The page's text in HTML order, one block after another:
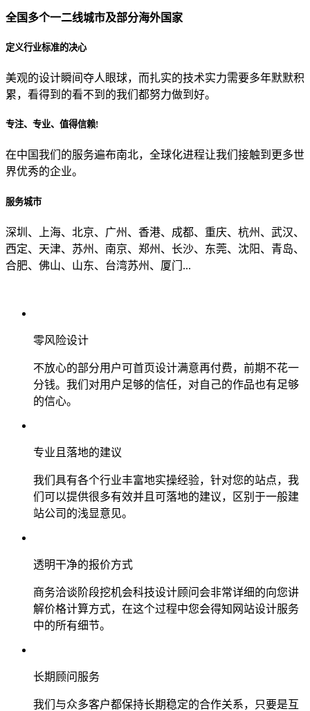
贵公司的团队规模是？
目前主要的营销渠道是？
全国多个一二线城市及部分海外国家
定义行业标准的决心
美观的设计瞬间夺人眼球，而扎实的技术实力需要多年默默积
累，看得到的看不到的我们都努力做到好。
专注、专业、值得信赖!
在中国我们的服务遍布南北，全球化进程让我们接触到更多世
界优秀的企业。
服务城市
深圳、上海、北京、广州、香港、成都、重庆、杭州、武汉、
西定、天津、苏州、南京、郑州、长沙、东莞、沈阳、青岛、
合肥、佛山、山东、台湾苏州、厦门...
零风险设计
不放心的部分用户可首页设计满意再付费，前期不花一
分钱。我们对用户足够的信任，对自己的作品也有足够
的信心。
专业且落地的建议
我们具有各个行业丰富地实操经验，针对您的站点，我
们可以提供很多有效并且可落地的建议，区别于一般建
站公司的浅显意见。
透明干净的报价方式
商务洽谈阶段挖机会科技设计顾问会非常详细的向您讲
解价格计算方式，在这个过程中您会得知网站设计服务
中的所有细节。
长期顾问服务
我们与众多客户都保持长期稳定的合作关系，只要是互